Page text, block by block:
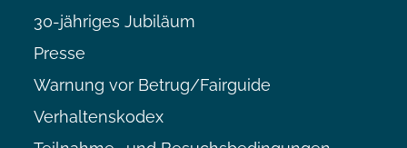
30-jähriges Jubiläum
Presse
Warnung vor Betrug/Fairguide
Verhaltenskodex